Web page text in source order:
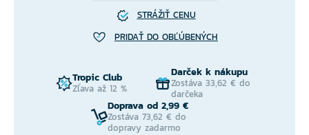
STRÁŽIŤ CENU
PRIDAŤ DO OBĽÚBENÝCH
Tropic Club
Zľava až 12 %
Darček k nákupu
Zostáva 33,62 € do
darčeka
Doprava od 2,99 €
Zostáva 73,62 € do
dopravy zadarmo